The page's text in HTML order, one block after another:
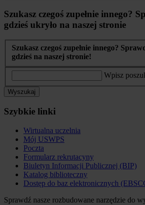
Szukasz czegoś zupełnie innego?
gdzieś ukryło na naszej stronie
Szukasz czegoś zupełnie innego?
gdzieś na naszej stronie!
Wpisz
Wyszukaj
Szybkie linki
Wirtualna uczelnia
Mój USWPS
Poczta
Formularz rekrutacyny
Biuletyn Informacji Publicznej (BIP)
Katalog biblioteczny
Dostęp do baz elektronicznych
Sprawdź nasze rozbudowane narzędzie do